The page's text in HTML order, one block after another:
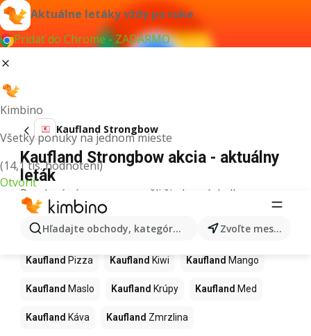
Aktuálne letáky vždy po ruke
Pridať do Chrome - ZADARMO
Kimbino
Všetky ponuky na jednom mieste
(14,1 tis. hodnotení)
Otvoriť
Hľadajte obchody, kategórie, produkty... Zvoľte mesto
Kaufland Strongbow
Kaufland Strongbow akcia - aktuálny
leták
Pre daný výraz sme nenašli žiadne výsledky.
Ďalšie produkty v obchodoch
Kaufland
Kaufland Pizza Kaufland Kiwi Kaufland Mango
Kaufland Maslo Kaufland Krúpy Kaufland Med
Kaufland Káva Kaufland Zmrzlina